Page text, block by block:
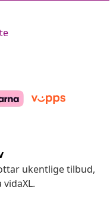
ukentlige tilbud,